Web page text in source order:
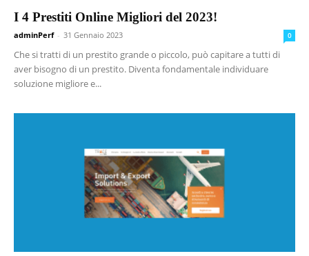
I 4 Prestiti Online Migliori del 2023!
adminPerf - 31 Gennaio 2023 0
Che si tratti di un prestito grande o piccolo, può capitare a tutti di
aver bisogno di un prestito. Diventa fondamentale individuare
soluzione migliore e...